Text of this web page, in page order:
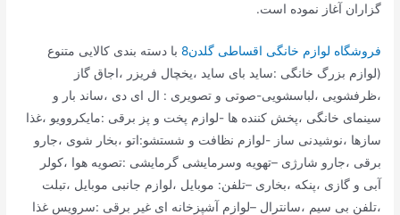
گزاران آغاز نموده است.
فروشگاه لوازم خانگی اقساطی گلدن8
با دسته بندی کالایی متنوع
(لوازم بزرگ خانگی :ساید بای ساید ،یخچال فریزر ،اجاق گاز
،ظرفشویی ،لباسشویی-صوتی و تصویری : ال ای دی ،ساند بار و
سینمای خانگی ،پخش کننده ها -لوازم پخت و پز برقی :مایکروویو ،غذا
سازها ،نوشیدنی ساز -لوازم نظافت و شستشو:اتو ،بخار شوی ،جارو
برقی ،جارو شارژی –تهویه وسرمایشی گرمایشی :تصویه هوا ،کولر
آبی و گازی ،پنکه ،بخاری –تلفن: موبایل ،لوازم جانبی موبایل ،تبلت
،تلفن بی سیم ،سانترال –لوازم آشپزخانه ای غیر برقی :سرویس غذا